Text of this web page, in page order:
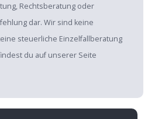
Rechtsberatung oder
dar. Wir sind keine
steuerliche Einzelfallberatung
du auf unserer Seite